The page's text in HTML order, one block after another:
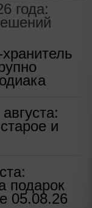
года:
и
подарок
05.08.26